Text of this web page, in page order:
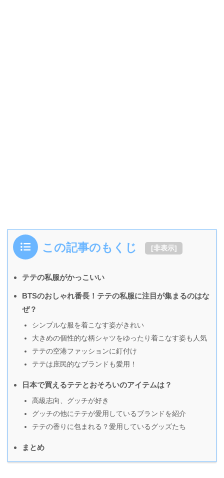
この記事のもくじ [非表示]
テテの私服がかっこいい
BTSのおしゃれ番長！テテの私服に注目が集まるのはな
ぜ？
シンプルな服を着こなす姿がきれい
大きめの個性的な柄シャツをゆったり着こなす姿も人気
テテの空港ファッションに釘付け
テテは庶民的なブランドも愛用！
日本で買えるテテとおそろいのアイテムは？
高級志向、グッチが好き
グッチの他にテテが愛用しているブランドを紹介
テテの香りに包まれる？愛用しているグッズたち
まとめ